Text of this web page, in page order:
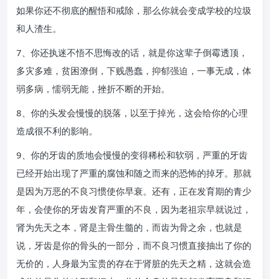
如果你还不彻底的醒悟和戒除，那么你就会变成学校的垃圾
和人渣生。
7、你还执迷不悟不思悔改的话，就是你这辈子倒霉透顶，
多灾多难，贫困潦倒，下贱愚蠢，抑郁强迫，一事无成，体
弱多病，懦弱无能，挫折不断的开始。
8、你的头发会慢慢的脱落，以至于掉光，这会给你的心理
造成很不利的影响。
9、你的牙齿的质地会慢慢的变得稀松和软弱，严重的牙齿
已经开始出现了严重的腐蚀和随之而来的恐怖的掉牙。那就
是因为万恶的不良习惯使你早衰。还有，正在发育期的青少
年，会使你的牙齿发育严重的不良，因为老祖宗早就说过，
肾为先天之本，肾是主骨生髓的，而齿为骨之余，也就是
说，牙齿是你的骨头的一部分，而不良习惯直接抽出了你的
无价的，人身最为宝贵的存在于肾脏的先天之精，这就会造